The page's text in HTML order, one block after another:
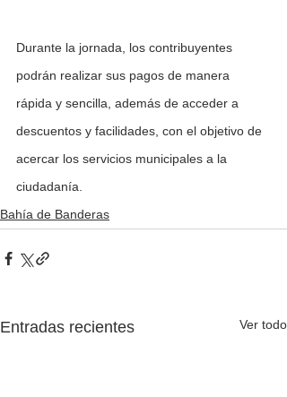
Durante la jornada, los contribuyentes
podrán realizar sus pagos de manera
rápida y sencilla, además de acceder a
descuentos y facilidades, con el objetivo de
acercar los servicios municipales a la
ciudadanía.
Bahía de Banderas
Entradas recientes Ver todo